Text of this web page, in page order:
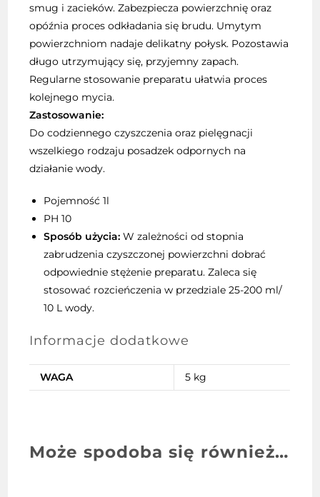
smug i zacieków. Zabezpiecza powierzchnię oraz
opóźnia proces odkładania się brudu. Umytym
powierzchniom nadaje delikatny połysk. Pozostawia
długo utrzymujący się, przyjemny zapach.
Regularne stosowanie preparatu ułatwia proces
kolejnego mycia.
Zastosowanie:
Do codziennego czyszczenia oraz pielęgnacji
wszelkiego rodzaju posadzek odpornych na
działanie wody.
Pojemność 1l
PH 10
Sposób użycia:W zależności od stopnia
zabrudzenia czyszczonej powierzchni dobrać
odpowiednie stężenie preparatu. Zaleca się
stosować rozcieńczenia w przedziale 25-200 ml/
10 L wody.
Informacje dodatkowe
WAGA 5 kg
Może spodoba się również…